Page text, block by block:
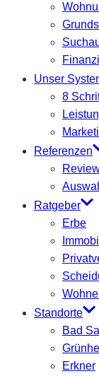
Unser
8
Referenzen
Ratgeber
Erbe
Standorte
Bad
Erkner